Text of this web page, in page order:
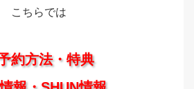
こちらでは
約方法・特典